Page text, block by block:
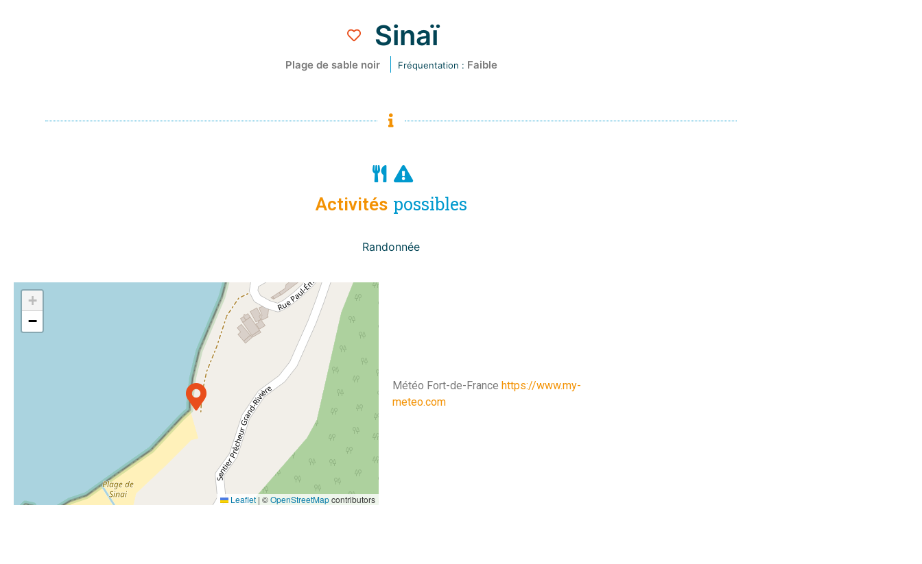
Sinaï
Plage de sable noir Fréquentation : Faible
Activités possibles
Randonnée
+
−
Leaflet | ©OpenStreetMapcontributors
Météo Fort-de-France https://www.my-
meteo.com